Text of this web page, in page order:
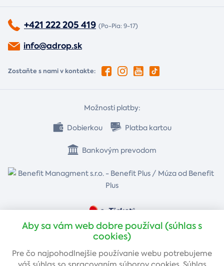
+421 222 205 419 (Po-Pia: 9-17)
info@adrop.sk
Zostaňte s nami v kontakte:
Možnosti platby:
Dobierkou Platba kartou
Bankovým prevodom
Aby sa vám web dobre používal (súhlas s
cookies)
Pre čo najpohodlnejšie používanie webu potrebujeme